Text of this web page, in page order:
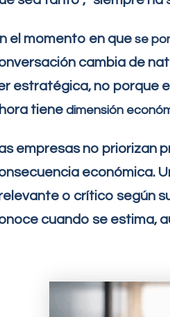
el momento en que se
cambia de
estratégica, no porque
tiene dimensión
empresas no priorizan
económica.
o crítico según
cuando se estima,